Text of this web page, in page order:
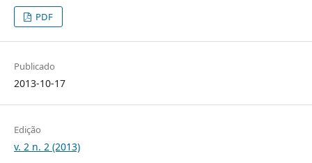
PDF
Publicado
2013-10-17
Edição
v. 2 n. 2 (2013)